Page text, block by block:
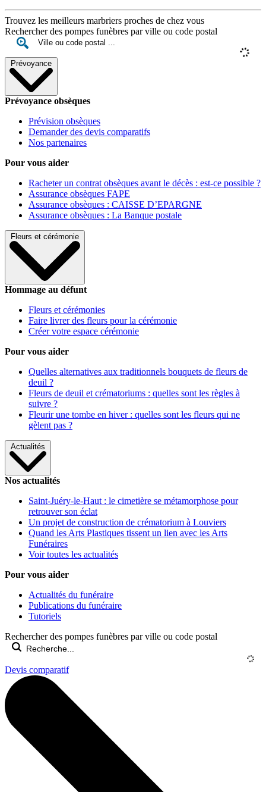
Trouvez les meilleurs marbriers proches de chez vous
Rechercher des pompes funèbres par ville ou code postal
Prévoyance
Prévoyance obsèques
Prévision obsèques
Demander des devis comparatifs
Nos partenaires
Pour vous aider
Racheter un contrat obsèques avant le décès : est-ce possible ?
Assurance obsèques FAPE
Assurance obsèques : CAISSE D’EPARGNE
Assurance obsèques : La Banque postale
Fleurs et cérémonie
Hommage au défunt
Fleurs et cérémonies
Faire livrer des fleurs pour la cérémonie
Créer votre espace cérémonie
Pour vous aider
Quelles alternatives aux traditionnels bouquets de fleurs de
deuil ?
Fleurs de deuil et crématoriums : quelles sont les règles à
suivre ?
Fleurir une tombe en hiver : quelles sont les fleurs qui ne
gèlent pas ?
Actualités
Nos actualités
Saint-Juéry-le-Haut : le cimetière se métamorphose pour
retrouver son éclat
Un projet de construction de crématorium à Louviers
Quand les Arts Plastiques tissent un lien avec les Arts
Funéraires
Voir toutes les actualités
Pour vous aider
Actualités du funéraire
Publications du funéraire
Tutoriels
Rechercher des pompes funèbres par ville ou code postal
Devis comparatif